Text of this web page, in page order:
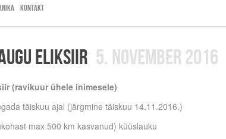
Kontakt
eliksiir 5. november 2016
(ravikuur ühele inimesele)
täiskuu ajal (järgmine täiskuu 14.11.2016.)
max 500 km kasvanud) küüslauku